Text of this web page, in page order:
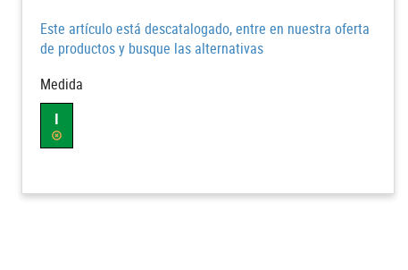
Este artículo está descatalogado, entre en nuestra oferta
de productos y busque las alternativas
Medida
I